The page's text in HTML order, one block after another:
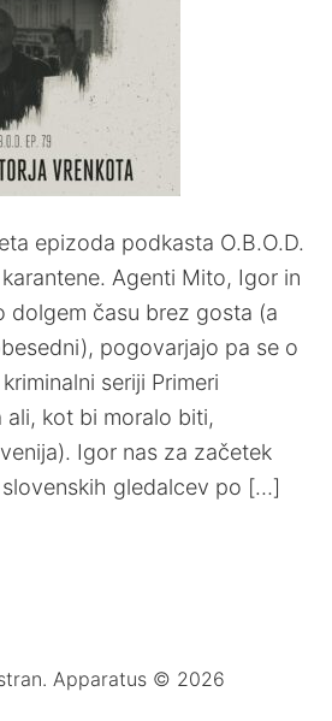
epizoda podkasta O.B.O.D.
Agenti Mito, Igor in
dolgem času brez gosta (a
pogovarjajo pa se o
seriji Primeri
ali, kot bi moralo biti,
Igor nas za začetek
gledalcev po […]
Apparatus © 2026